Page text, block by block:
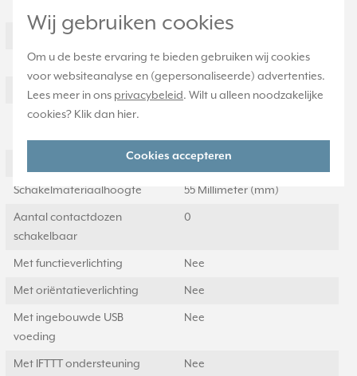
Wij gebruiken cookies
Om u de beste ervaring te bieden gebruiken wij cookies
voor websiteanalyse en (gepersonaliseerde) advertenties.
Lees meer in ons privacybeleid. Wilt u alleen noodzakelijke
cookies? Klik dan hier.
Cookies accepteren
Uitvoering oppervlakte
Met glaszekering Nee
Met doorlusvoorziening Nee
Geschikt voor
Schakelmateriaalbreedte 55 Millimeter (mm)
Schakelmateriaalhoogte 55 Millimeter (mm)
Aantal contactdozen
schakelbaar
0
Met functieverlichting Nee
Met oriëntatieverlichting Nee
Met ingebouwde USB
voeding
Nee
Met IFTTT ondersteuning Nee